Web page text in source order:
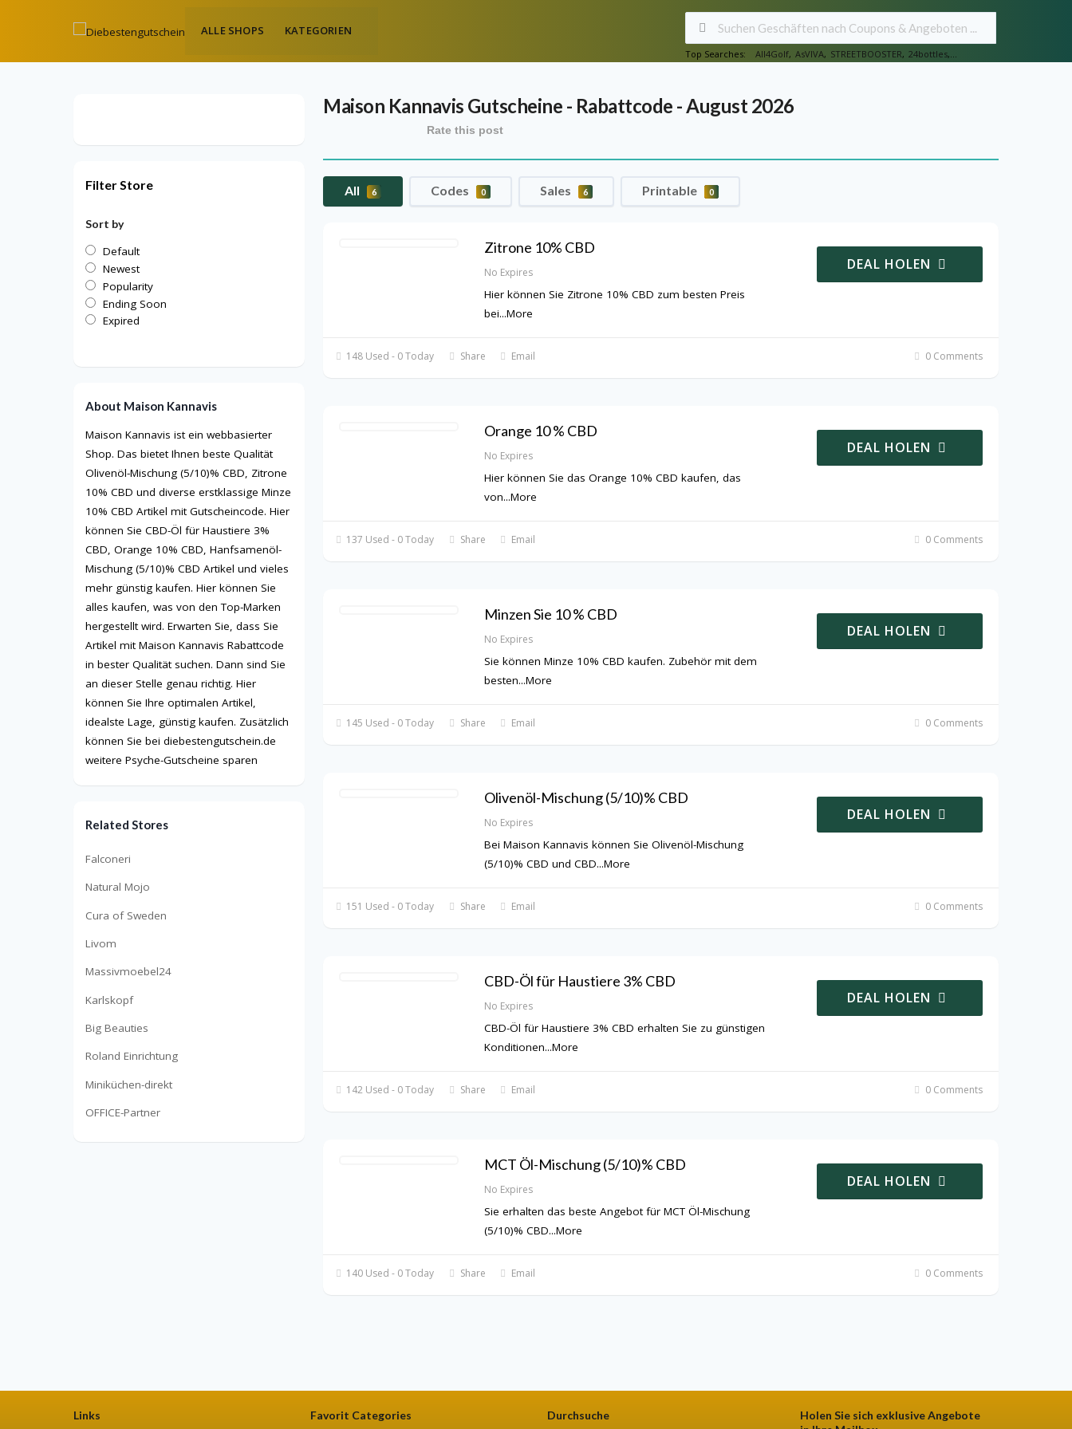
ALLE SHOPS KATEGORIEN
Top Searches: All4Golf, AsVIVA, STREETBOOSTER, 24bottles,...
Maison Kannavis Gutscheine - Rabattcode - August 2026
Rate this post
All 6 Codes 0 Sales 6 Printable 0
Zitrone 10% CBD
No Expires
Hier können Sie Zitrone 10% CBD zum besten Preis
bei...More
DEAL HOLEN
148 Used - 0 Today Share Email 0 Comments
Orange 10 % CBD
No Expires
Hier können Sie das Orange 10% CBD kaufen, das
von...More
DEAL HOLEN
137 Used - 0 Today Share Email 0 Comments
Minzen Sie 10 % CBD
No Expires
Sie können Minze 10% CBD kaufen. Zubehör mit dem
besten...More
DEAL HOLEN
145 Used - 0 Today Share Email 0 Comments
Olivenöl-Mischung (5/10)% CBD
No Expires
Bei Maison Kannavis können Sie Olivenöl-Mischung
(5/10)% CBD und CBD...More
DEAL HOLEN
151 Used - 0 Today Share Email 0 Comments
CBD-Öl für Haustiere 3% CBD
No Expires
CBD-Öl für Haustiere 3% CBD erhalten Sie zu günstigen
Konditionen...More
DEAL HOLEN
142 Used - 0 Today Share Email 0 Comments
MCT Öl-Mischung (5/10)% CBD
No Expires
Sie erhalten das beste Angebot für MCT Öl-Mischung
(5/10)% CBD...More
DEAL HOLEN
140 Used - 0 Today Share Email 0 Comments
Filter Store
Sort by
Default
Newest
Popularity
Ending Soon
Expired
About Maison Kannavis
Maison Kannavis ist ein webbasierter
Shop. Das bietet Ihnen beste Qualität
Olivenöl-Mischung (5/10)% CBD, Zitrone
10% CBD und diverse erstklassige Minze
10% CBD Artikel mit Gutscheincode. Hier
können Sie CBD-Öl für Haustiere 3%
CBD, Orange 10% CBD, Hanfsamenöl-
Mischung (5/10)% CBD Artikel und vieles
mehr günstig kaufen. Hier können Sie
alles kaufen, was von den Top-Marken
hergestellt wird. Erwarten Sie, dass Sie
Artikel mit Maison Kannavis Rabattcode
in bester Qualität suchen. Dann sind Sie
an dieser Stelle genau richtig. Hier
können Sie Ihre optimalen Artikel,
idealste Lage, günstig kaufen. Zusätzlich
können Sie bei diebestengutschein.de
weitere Psyche-Gutscheine sparen
Related Stores
Falconeri
Natural Mojo
Cura of Sweden
Livom
Massivmoebel24
Karlskopf
Big Beauties
Roland Einrichtung
Miniküchen-direkt
OFFICE-Partner
Links Favorit Categories Durchsuche
Holen Sie sich exklusive Angebote